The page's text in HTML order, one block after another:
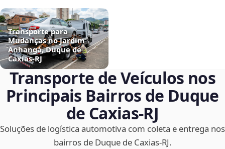
Transporte para
Mudanças no Jardim
Anhangá, Duque de
Caxias‑RJ
Transporte de Veículos nos
Principais Bairros de Duque
de Caxias‑RJ
Soluções de logística automotiva com coleta e entrega nos
bairros de Duque de Caxias‑RJ.